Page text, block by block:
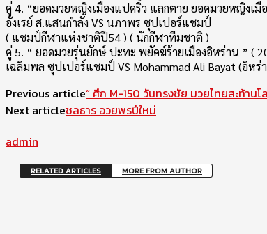
คู่ 4. “ยอดมวยหญิงเมืองแปดริ้ว แลกตาย ยอดมวยหญิงเมื
อังเรย์ ส.แสนกำลัง VS นภาพร ซุปเปอร์แชมป์
( แชมป์กีฬาแห่งชาติปี54 ) ( นักกีฬาทีมชาติ )
คู่ 5. “ ยอดมวยรุ่นยักษ์ ปะทะ พยัคฆ์ร้ายเมืองอิหร่าน ” (
เฉลิมพล ซุปเปอร์แชมป์ VS Mohammad Ali Bayat (อิหร่
Previous article“ ศึก M-150 วันทรงชัย มวยไทยสะท้าน
Next article
admin
RELATED ARTICLES MORE FROM AUTHOR